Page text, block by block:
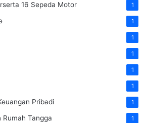
16 Sepeda Motor 1
1
1
1
1
1
Pribadi 1
Rumah Tangga 1